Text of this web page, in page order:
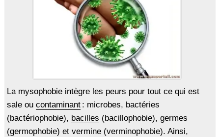
La mysophobie intègre les peurs pour tout ce qui est
sale ou contaminant: microbes, bactéries
(bactériophobie), bacilles (bacillophobie), germes
(germophobie) et vermine (verminophobie). Ainsi,